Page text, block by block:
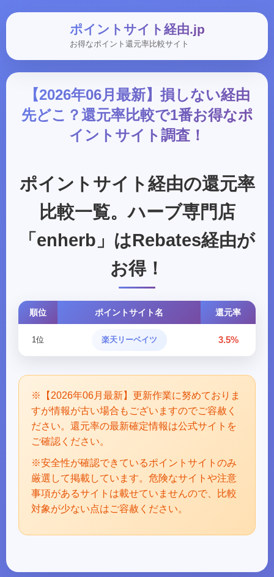
ポイントサイト経由.jp
お得なポイント還元率比較サイト
【2026年06月最新】損しない経由
先どこ？還元率比較で1番お得なポ
イントサイト調査！
ポイントサイト経由の還元率
比較一覧。ハーブ専門店
「enherb」はRebates経由が
お得！
順位 ポイントサイト名 還元率
1位 楽天リーベイツ 3.5%
※【2026年06月最新】更新作業に努めておりま
すが情報が古い場合もございますのでご容赦く
ださい。還元率の最新確定情報は公式サイトを
ご確認ください。
※安全性が確認できているポイントサイトのみ
厳選して掲載しています。危険なサイトや注意
事項があるサイトは載せていませんので、比較
対象が少ない点はご容赦ください。